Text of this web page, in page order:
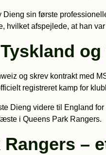
Dieng sin første
hvilket afspejlede, at han
og skrev kontrakt med
registreret kamp for
Dieng videre til England
i Queens Park Rangers.
Rangers –